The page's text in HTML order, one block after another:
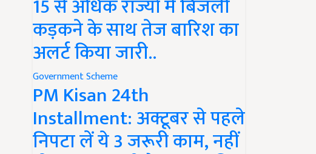
15 से अधिक राज्यों में बिजली
कड़कने के साथ तेज बारिश का
अलर्ट किया जारी..
Government Scheme
PM Kisan 24th
Installment: अक्टूबर से पहले
निपटा लें ये 3 जरूरी काम, नहीं